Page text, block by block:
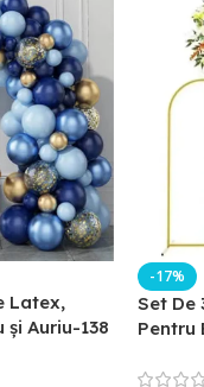
Latex,
Auriu-138
-17%
Set De
Pentru